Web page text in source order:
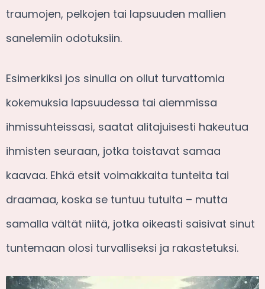
traumojen, pelkojen tai lapsuuden mallien
sanelemiin odotuksiin.
Esimerkiksi jos sinulla on ollut turvattomia
kokemuksia lapsuudessa tai aiemmissa
ihmissuhteissasi, saatat alitajuisesti hakeutua
ihmisten seuraan, jotka toistavat samaa
kaavaa. Ehkä etsit voimakkaita tunteita tai
draamaa, koska se tuntuu tutulta – mutta
samalla vältät niitä, jotka oikeasti saisivat sinut
tuntemaan olosi turvalliseksi ja rakastetuksi.